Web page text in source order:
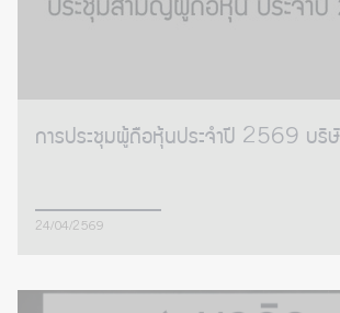
การประชุมผู้ถือหุ้นประจำปี 2569 บริ
24/04/2569